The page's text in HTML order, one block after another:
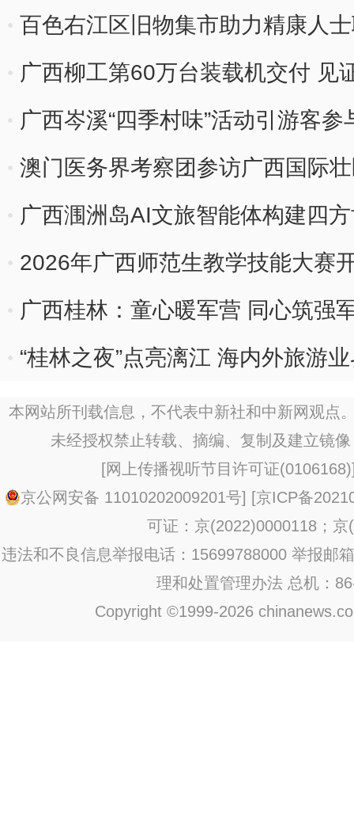
百色右江区旧物集市助力精康人
广西柳工第60万台装载机交付 见
广西岑溪“四季村味”活动引游客参
澳门医务界考察团参访广西国际
广西涠洲岛AI文旅智能体构建四
2026年广西师范生教学技能大赛
广西桂林：童心暖军营 同心筑强
“桂林之夜”点亮漓江 海内外旅游
本网站所刊载信息，不代表中新社和中新网观点
未经授权禁止转载、摘编、复制及建立镜
[网上传播视听节目许可证(0106168)
京公网安备 11010202009201号] [京ICP备
可证：京(2022)0000118；京
违法和不良信息举报电话：15699788000 举报邮
理和处置管理办法 总机：
Copyright ©1999-2026